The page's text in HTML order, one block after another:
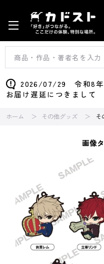
2026/07/29 令和8年
お届け遅延につきまして
ホーム その他グッズ そ
画像